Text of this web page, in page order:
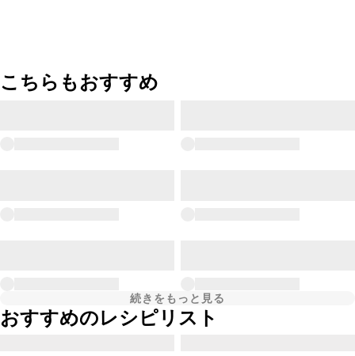
こちらもおすすめ
続きをもっと見る
おすすめのレシピリスト